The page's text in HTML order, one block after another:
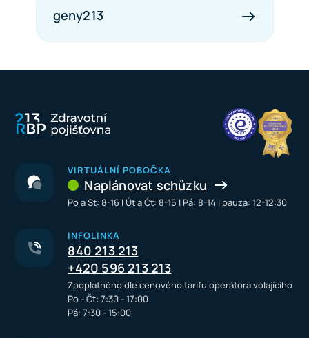
geny213
VIRTUÁLNÍ POBOČKA
Naplánovat schůzku
Po a St: 8-16 I Út a Čt: 8-15 I Pá: 8-14 I pauza: 12-12:30
INFOLINKA
840 213 213
+420 596 213 213
Zpoplatněno dle cenového tarifu operátora volajícího
Po - Čt: 7:30 - 17:00
Pá: 7:30 - 15:00